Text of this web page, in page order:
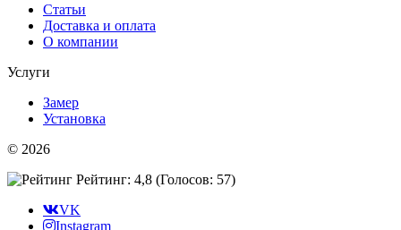
Статьи
Доставка и оплата
О компании
Услуги
Замер
Установка
© 2026
Рейтинг: 4,8 (Голосов: 57)
VK
Instagram